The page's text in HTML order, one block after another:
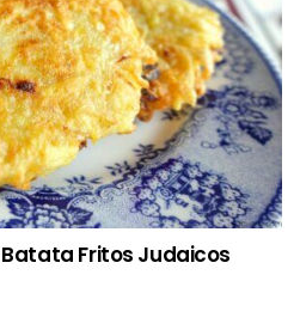
Fritos Judaicos